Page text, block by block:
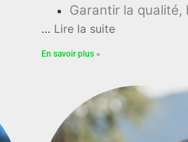
Garantir la qualité,
… Lire la suite
En savoir plus »